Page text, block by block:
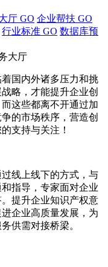
厅 GO 企业帮扶 GO
行业标准 GO 数据库预
国内外诸多压力和挑
略，才能提升企业创
这些都离不开通过加
的市场秩序，营造创
支持与关注！
线上线下的方式，与
指导，专家面对企业
提升企业知识产权意
企业高质量发展，为
供需对接桥梁。